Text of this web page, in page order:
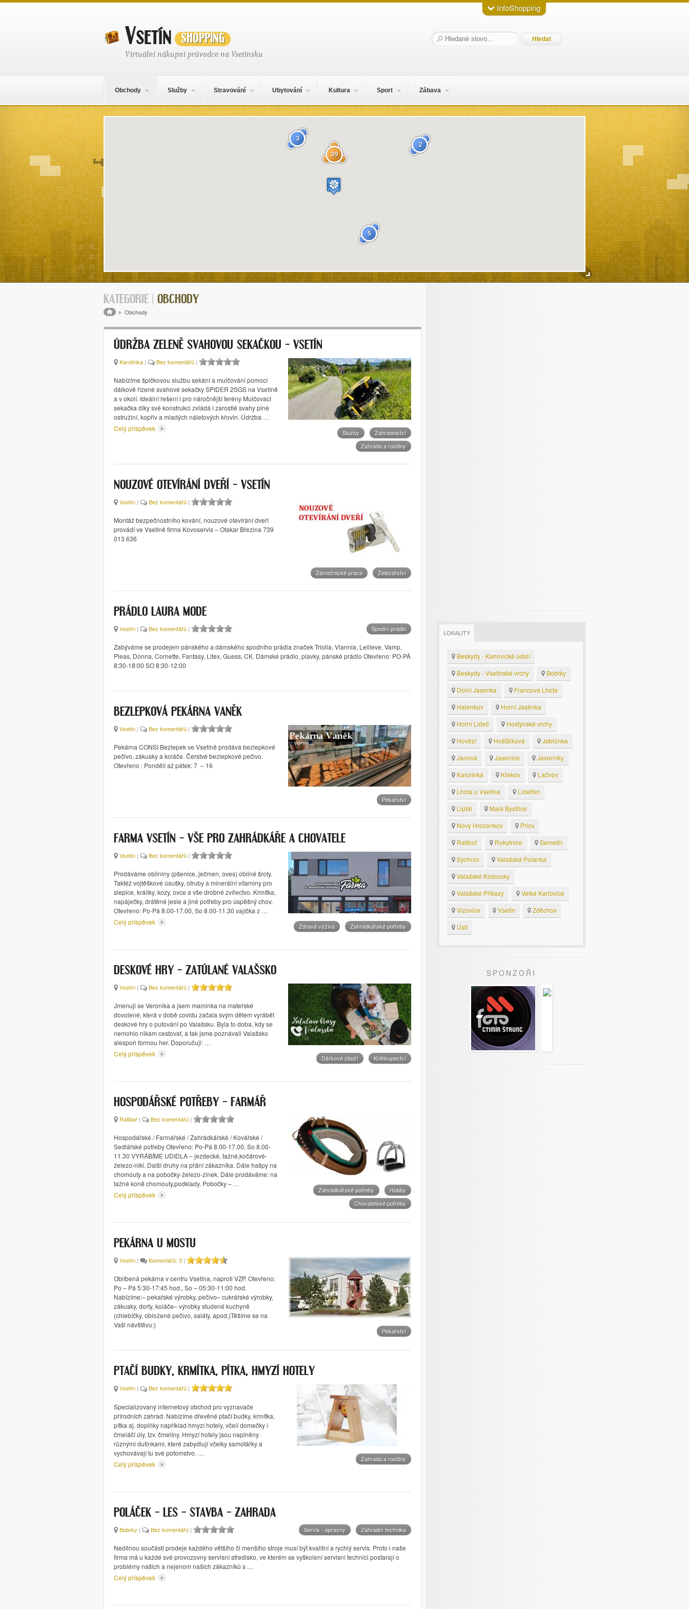
Vsetínshopping
Virtuální nákupní průvodce na Vsetínsku
Hledat:
Obchody Služby Stravování Ubytování Kultura Sport Zábava
Mapa obsahu
39
3
2
5
KATEGORIE | OBCHODY
Drobečková navigace
Obchody
ÚDRŽBA ZELENĚ SVAHOVOU SEKAČKOU – VSETÍN
Služby
Zahradnictví
Zahrada a rostliny
Karolínka | Bez komentářů |
Nabízíme špičkovou službu sekání a mulčování pomocí
dálkově řízené svahové sekačky SPIDER 2SGS na Vsetíně
a v okolí. Ideální řešení i pro náročnější terény Mulčovací
sekačka díky své konstrukci zvládá i zarostlé svahy plné
ostružiní, kopřiv a mladých náletových křovin. Údržba …
Celý příspěvek
NOUZOVÉ OTEVÍRÁNÍ DVEŘÍ – VSETÍN
Zámečnické práce Železářství
Vsetín | Bez komentářů |
Montáž bezpečnostního kování, nouzové otevírání dveří
provádí ve Vsetíně firma Kovoservis – Otakar Březina 739
013 636
PRÁDLO LAURA MODE
Spodní prádlo
Vsetín | Bez komentářů |
Zabýváme se prodejem pánského a dámského spodního prádla značek Triolla, Viannia, Leilieve, Vamp,
Pleas, Donna, Cornette, Fantasy, Litex, Guess, CK. Dámské prádlo, plavky, pánské prádlo Otevřeno: PO-PÁ
8:30-18:00 SO 8:30-12:00
BEZLEPKOVÁ PEKÁRNA VANĚK
Pekařství
Vsetín | Bez komentářů |
Pekárna CONSI Bezlepek ve Vsetíně prodává bezlepkové
pečivo, zákusky a koláče. Čerstvé bezlepkové pečivo.
Otevřeno : Pondělí až pátek: 7 – 16
FARMA VSETÍN – VŠE PRO ZAHRÁDKÁŘE A CHOVATELE
Zdravá výživa Zahrádkářské potřeby
Vsetín | Bez komentářů |
Prodáváme obilniny (pšenice, ječmen, oves) obilné šroty.
Taktéž vojtěškové úsušky, otruby a minerální vitaminy pro
slepice, králíky, kozy, ovce a vše drobné zvířectvo. Krmítka,
napáječky, drátěné jesle a jiné potřeby pro úspěšný chov.
Otevřeno: Po-Pá 8.00-17.00, So 8.00-11.30 vajíčka z …
Celý příspěvek
DESKOVÉ HRY – ZATÚLANÉ VALAŠSKO
Dárkové zboží Knihkupectví
Vsetín | Bez komentářů |
Jmenuji se Veronika a jsem maminka na mateřské
dovolené, která v době covidu začala svým dětem vyrábět
deskové hry o putování po Valašsku. Byla to doba, kdy se
nemohlo nikam cestovat, a tak jsme poznávali Valašsko
alespoň formou her. Doporučuji: …
Celý příspěvek
HOSPODÁŘSKÉ POTŘEBY – FARMÁŘ
Zahrádkářské potřeby
Hobby
Chovatelské potřeby
Ratiboř | Bez komentářů |
Hospodářské / Farmářské / Zahrádkářské / Kovářské /
Sedlářské potřeby Otevřeno: Po-Pá 8.00-17.00, So 8.00-
11.30 VYRÁBÍME UDIDLA – jezdecké, tažné,kočárové-
železo-nikl. Další druhy na přání zákazníka. Dále hašpy na
chomouty a na pobočky-železo-zinek. Dále prodáváme: na
tažné koně chomouty,podklady. Pobočky – …
Celý příspěvek
PEKÁRNA U MOSTU
Pekařství
Vsetín | Komentářů: 3 |
Oblíbená pekárna v centru Vsetína, naproti VZP. Otevřeno:
Po – Pá 5:30-17:45 hod., So – 05:30-11:00 hod.
Nabízíme:– pekařské výrobky, pečivo– cukrářské výrobky,
zákusky, dorty, koláče– výrobky studené kuchyně
(chlebíčky, obložené pečivo, saláty, apod.)Těšíme se na
Vaši návštěvu:)
PTAČÍ BUDKY, KRMÍTKA, PÍTKA, HMYZÍ HOTELY
Zahrada a rostliny
Vsetín | Bez komentářů |
Specializovaný internetový obchod pro vyznavače
přírodních zahrad. Nabízíme dřevěné ptačí budky, krmítka,
pítka aj. doplňky například hmyzí hotely, včelí domečky i
čmeláčí úly, tzv. čmelíny. Hmyzí hotely jsou naplněny
různými dutinkami, které zabydlují včelky samotářky a
vychovávají tu své potomstvo. …
Celý příspěvek
POLÁČEK – LES – STAVBA – ZAHRADA
Servis - opravny Zahradní technika
Bobrky | Bez komentářů |
Nedílnou součástí prodeje každého většího či menšího stroje musí být kvalitní a rychlý servis. Proto i naše
firma má u každé své provozovny servisní středisko, ve kterém se vyškolení servisní technici postarají o
problémy našich a nejenom našich zákazníků s …
Celý příspěvek
LOKALITY
Beskydy - Karlovické údolí
Beskydy - Vsetínské vrchy
Bobrky
Dolní Jasenka
Francova Lhota
Halenkov
Horní Jasénka
Horní Lideč
Hostýnské vrchy
Hovězí
Hošťálková
Jablůnka
Janová
Jasenice
Javorníky
Karolínka
Křekov
Lačnov
Lhota u Vsetína
Lidečko
Liptál
Malá Bystřice
Nový Hrozenkov
Prlov
Ratiboř
Rokytnice
Semetín
Sychrov
Valašská Polanka
Valašské Klobouky
Valašské Příkazy
Velké Karlovice
Vizovice
Vsetín
Zděchov
Ústí
SPONZOŘI
InfoShopping